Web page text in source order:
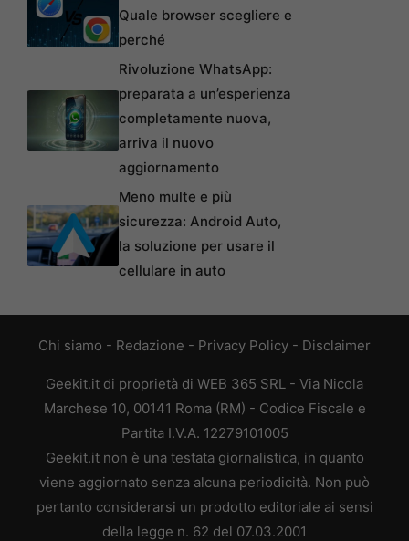
Quale browser scegliere e
perché
Rivoluzione WhatsApp:
preparata a un’esperienza
completamente nuova,
arriva il nuovo
aggiornamento
Meno multe e più
sicurezza: Android Auto,
la soluzione per usare il
cellulare in auto
Chi siamo - Redazione - Privacy Policy - Disclaimer
Geekit.it di proprietà di WEB 365 SRL - Via Nicola
Marchese 10, 00141 Roma (RM) - Codice Fiscale e
Partita I.V.A. 12279101005
Geekit.it non è una testata giornalistica, in quanto
viene aggiornato senza alcuna periodicità. Non può
pertanto considerarsi un prodotto editoriale ai sensi
della legge n. 62 del 07.03.2001